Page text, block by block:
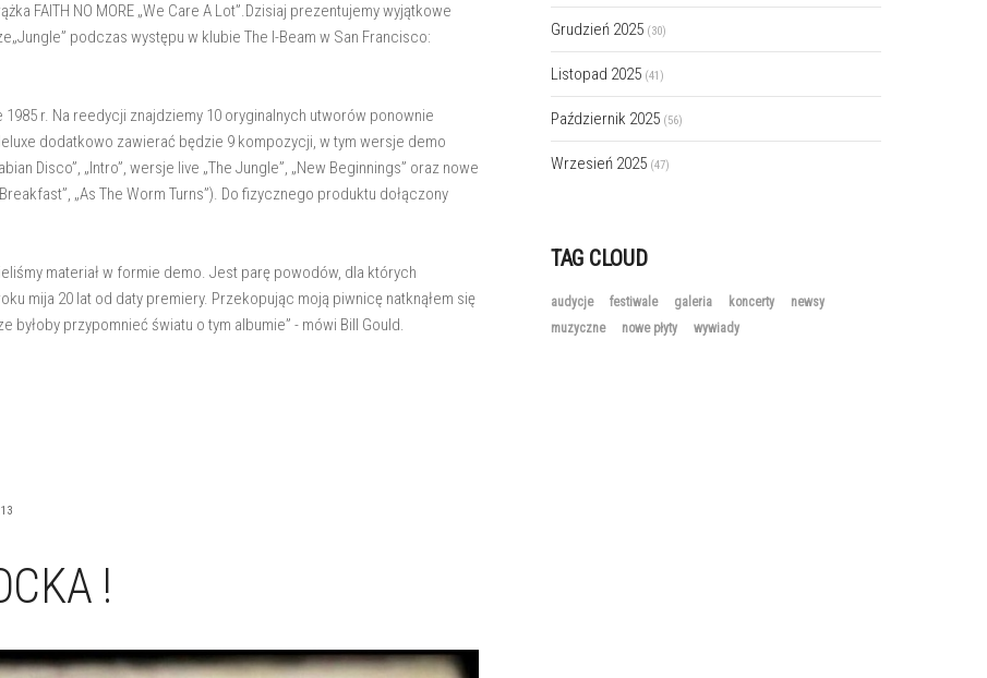
FAITH NO MORE „We Care A Lot”.Dzisiaj prezentujemy wyjątkowe
podczas występu w klubie The I-Beam w San Francisco:
r. Na reedycji znajdziemy 10 oryginalnych utworów ponownie
dodatkowo zawierać będzie 9 kompozycji, w tym wersje demo
Disco”, „Intro”, wersje live „The Jungle”, „New Beginnings” oraz nowe
„As The Worm Turns”). Do fizycznego produktu dołączony
materiał w formie demo. Jest parę powodów, dla których
mija 20 lat od daty premiery. Przekopując moją piwnicę natknąłem się
byłoby przypomnieć światu o tym albumie” - mówi Bill Gould.
!
Grudzień 2025 (30)
Listopad 2025 (41)
Październik 2025 (56)
Wrzesień 2025 (47)
TAG CLOUD
audycje festiwale galeria koncerty
newsy
muzyczne
nowe płyty wywiady